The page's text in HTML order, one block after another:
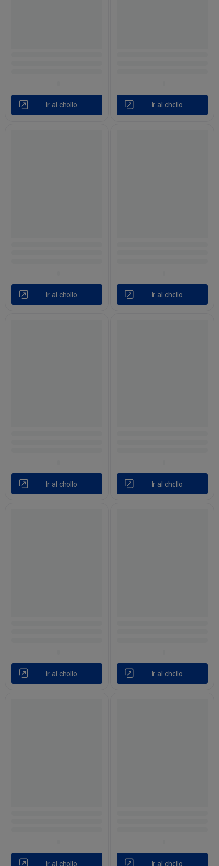
Ir al chollo Ir al chollo
Ir al chollo Ir al chollo
Ir al chollo Ir al chollo
Ir al chollo Ir al chollo
Ir al chollo Ir al chollo